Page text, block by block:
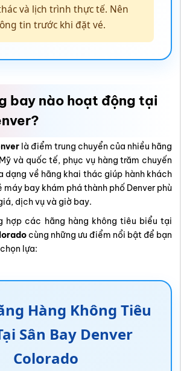
và lịch trình thực tế. Nên
tin trước khi đặt vé.
bay nào hoạt động tại
là điểm trung chuyển của nhiều hãng
và quốc tế, phục vụ hàng trăm chuyến
dạng về hãng khai thác giúp hành khách
máy bay khám phá thành phố Denver phù
dịch vụ và giờ bay.
hợp các hãng hàng không tiêu biểu tại
cùng những ưu điểm nổi bật để bạn
lựa:
Hàng Không Tiêu
Sân Bay Denver
Colorado